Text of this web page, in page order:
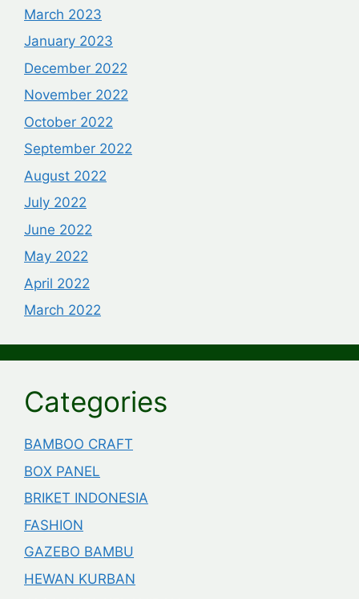
March 2023
January 2023
December 2022
November 2022
October 2022
September 2022
August 2022
July 2022
June 2022
May 2022
April 2022
March 2022
Categories
BAMBOO CRAFT
BOX PANEL
BRIKET INDONESIA
FASHION
GAZEBO BAMBU
HEWAN KURBAN